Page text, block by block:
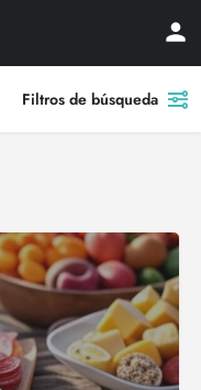
Filtros de búsqueda